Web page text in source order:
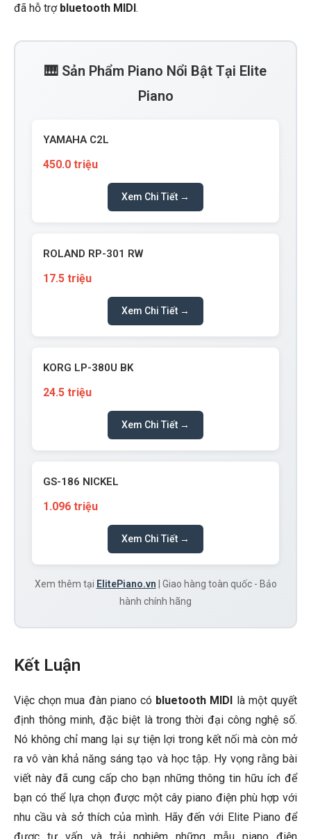
đã hỗ trợ bluetooth MIDI.
🎹 Sản Phẩm Piano Nổi Bật Tại Elite
Piano
YAMAHA C2L
450.0 triệu
Xem Chi Tiết →
ROLAND RP-301 RW
17.5 triệu
Xem Chi Tiết →
KORG LP-380U BK
24.5 triệu
Xem Chi Tiết →
GS-186 NICKEL
1.096 triệu
Xem Chi Tiết →
Xem thêm tại ElitePiano.vn | Giao hàng toàn quốc - Bảo
hành chính hãng
Kết Luận
Việc chọn mua đàn piano có bluetooth MIDI là một quyết
định thông minh, đặc biệt là trong thời đại công nghệ số.
Nó không chỉ mang lại sự tiện lợi trong kết nối mà còn mở
ra vô vàn khả năng sáng tạo và học tập. Hy vọng rằng bài
viết này đã cung cấp cho bạn những thông tin hữu ích để
bạn có thể lựa chọn được một cây piano điện phù hợp với
nhu cầu và sở thích của mình. Hãy đến với Elite Piano để